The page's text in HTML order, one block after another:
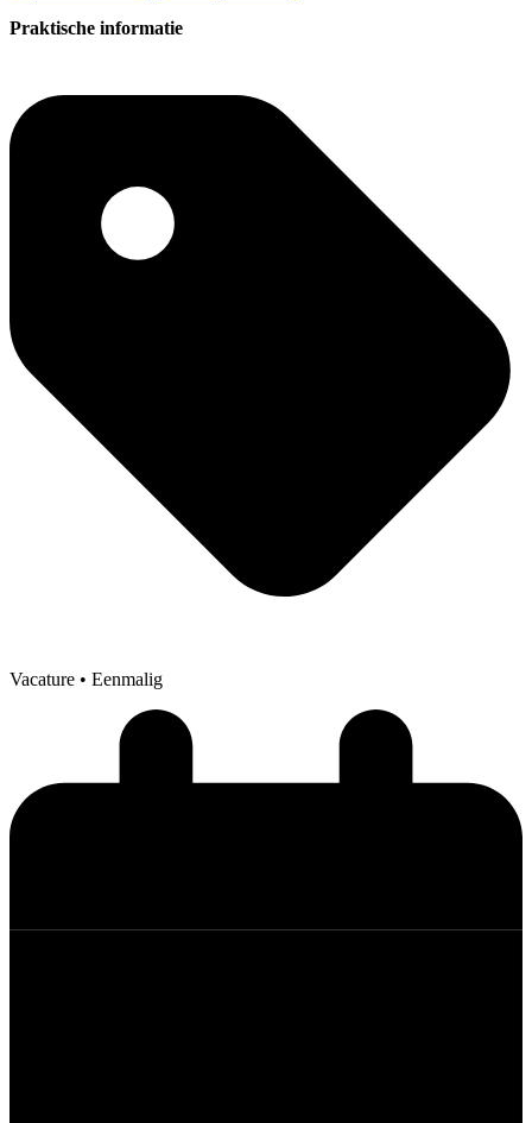
Praktische informatie
Vacature • Eenmalig